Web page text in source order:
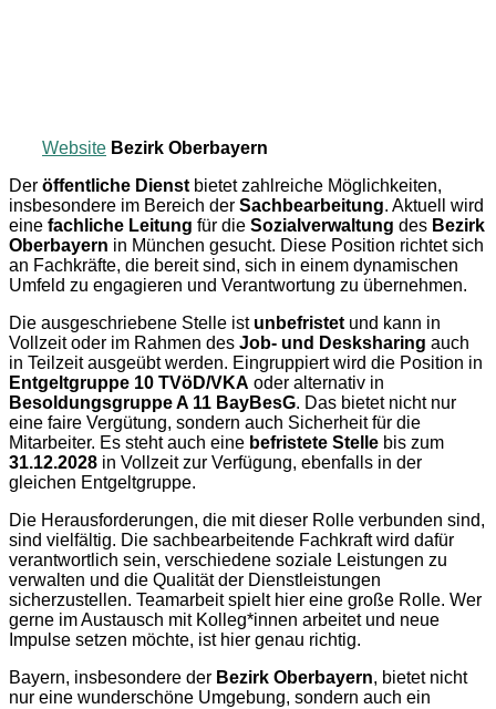
Website Bezirk Oberbayern
Der öffentliche Dienst bietet zahlreiche Möglichkeiten,
insbesondere im Bereich der Sachbearbeitung. Aktuell wird
eine fachliche Leitung für die Sozialverwaltung des Bezirk
Oberbayern in München gesucht. Diese Position richtet sich
an Fachkräfte, die bereit sind, sich in einem dynamischen
Umfeld zu engagieren und Verantwortung zu übernehmen.
Die ausgeschriebene Stelle ist unbefristet und kann in
Vollzeit oder im Rahmen des Job- und Desksharing auch
in Teilzeit ausgeübt werden. Eingruppiert wird die Position in
Entgeltgruppe 10 TVöD/VKA oder alternativ in
Besoldungsgruppe A 11 BayBesG. Das bietet nicht nur
eine faire Vergütung, sondern auch Sicherheit für die
Mitarbeiter. Es steht auch eine befristete Stelle bis zum
31.12.2028 in Vollzeit zur Verfügung, ebenfalls in der
gleichen Entgeltgruppe.
Die Herausforderungen, die mit dieser Rolle verbunden sind,
sind vielfältig. Die sachbearbeitende Fachkraft wird dafür
verantwortlich sein, verschiedene soziale Leistungen zu
verwalten und die Qualität der Dienstleistungen
sicherzustellen. Teamarbeit spielt hier eine große Rolle. Wer
gerne im Austausch mit Kolleg*innen arbeitet und neue
Impulse setzen möchte, ist hier genau richtig.
Bayern, insbesondere der Bezirk Oberbayern, bietet nicht
nur eine wunderschöne Umgebung, sondern auch ein